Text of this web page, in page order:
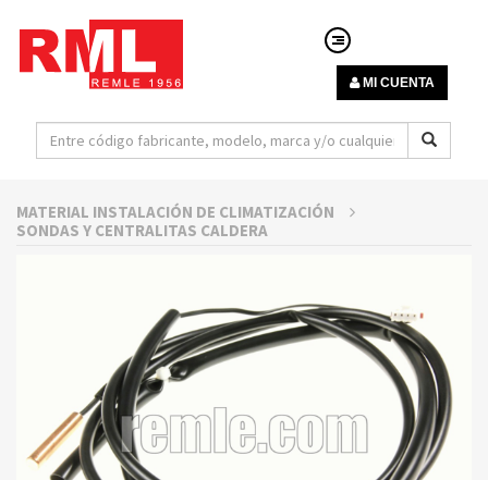
MI CUENTA
MATERIAL INSTALACIÓN DE CLIMATIZACIÓN
SONDAS Y CENTRALITAS CALDERA